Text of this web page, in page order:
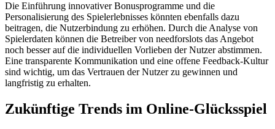
Die Einführung innovativer Bonusprogramme und die
Personalisierung des Spielerlebnisses könnten ebenfalls dazu
beitragen, die Nutzerbindung zu erhöhen. Durch die Analyse von
Spielerdaten können die Betreiber von needforslots das Angebot
noch besser auf die individuellen Vorlieben der Nutzer abstimmen.
Eine transparente Kommunikation und eine offene Feedback-Kultur
sind wichtig, um das Vertrauen der Nutzer zu gewinnen und
langfristig zu erhalten.
Zukünftige Trends im Online-Glücksspiel